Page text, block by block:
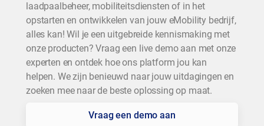
laadpaalbeheer, mobiliteitsdiensten of in het
opstarten en ontwikkelen van jouw eMobility bedrijf,
alles kan! Wil je een uitgebreide kennismaking met
onze producten? Vraag een live demo aan met onze
experten en ontdek hoe ons platform jou kan
helpen. We zijn benieuwd naar jouw uitdagingen en
zoeken mee naar de beste oplossing op maat.
Vraag een demo aan